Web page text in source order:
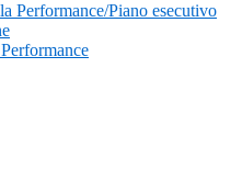
Performance/Piano esecutivo